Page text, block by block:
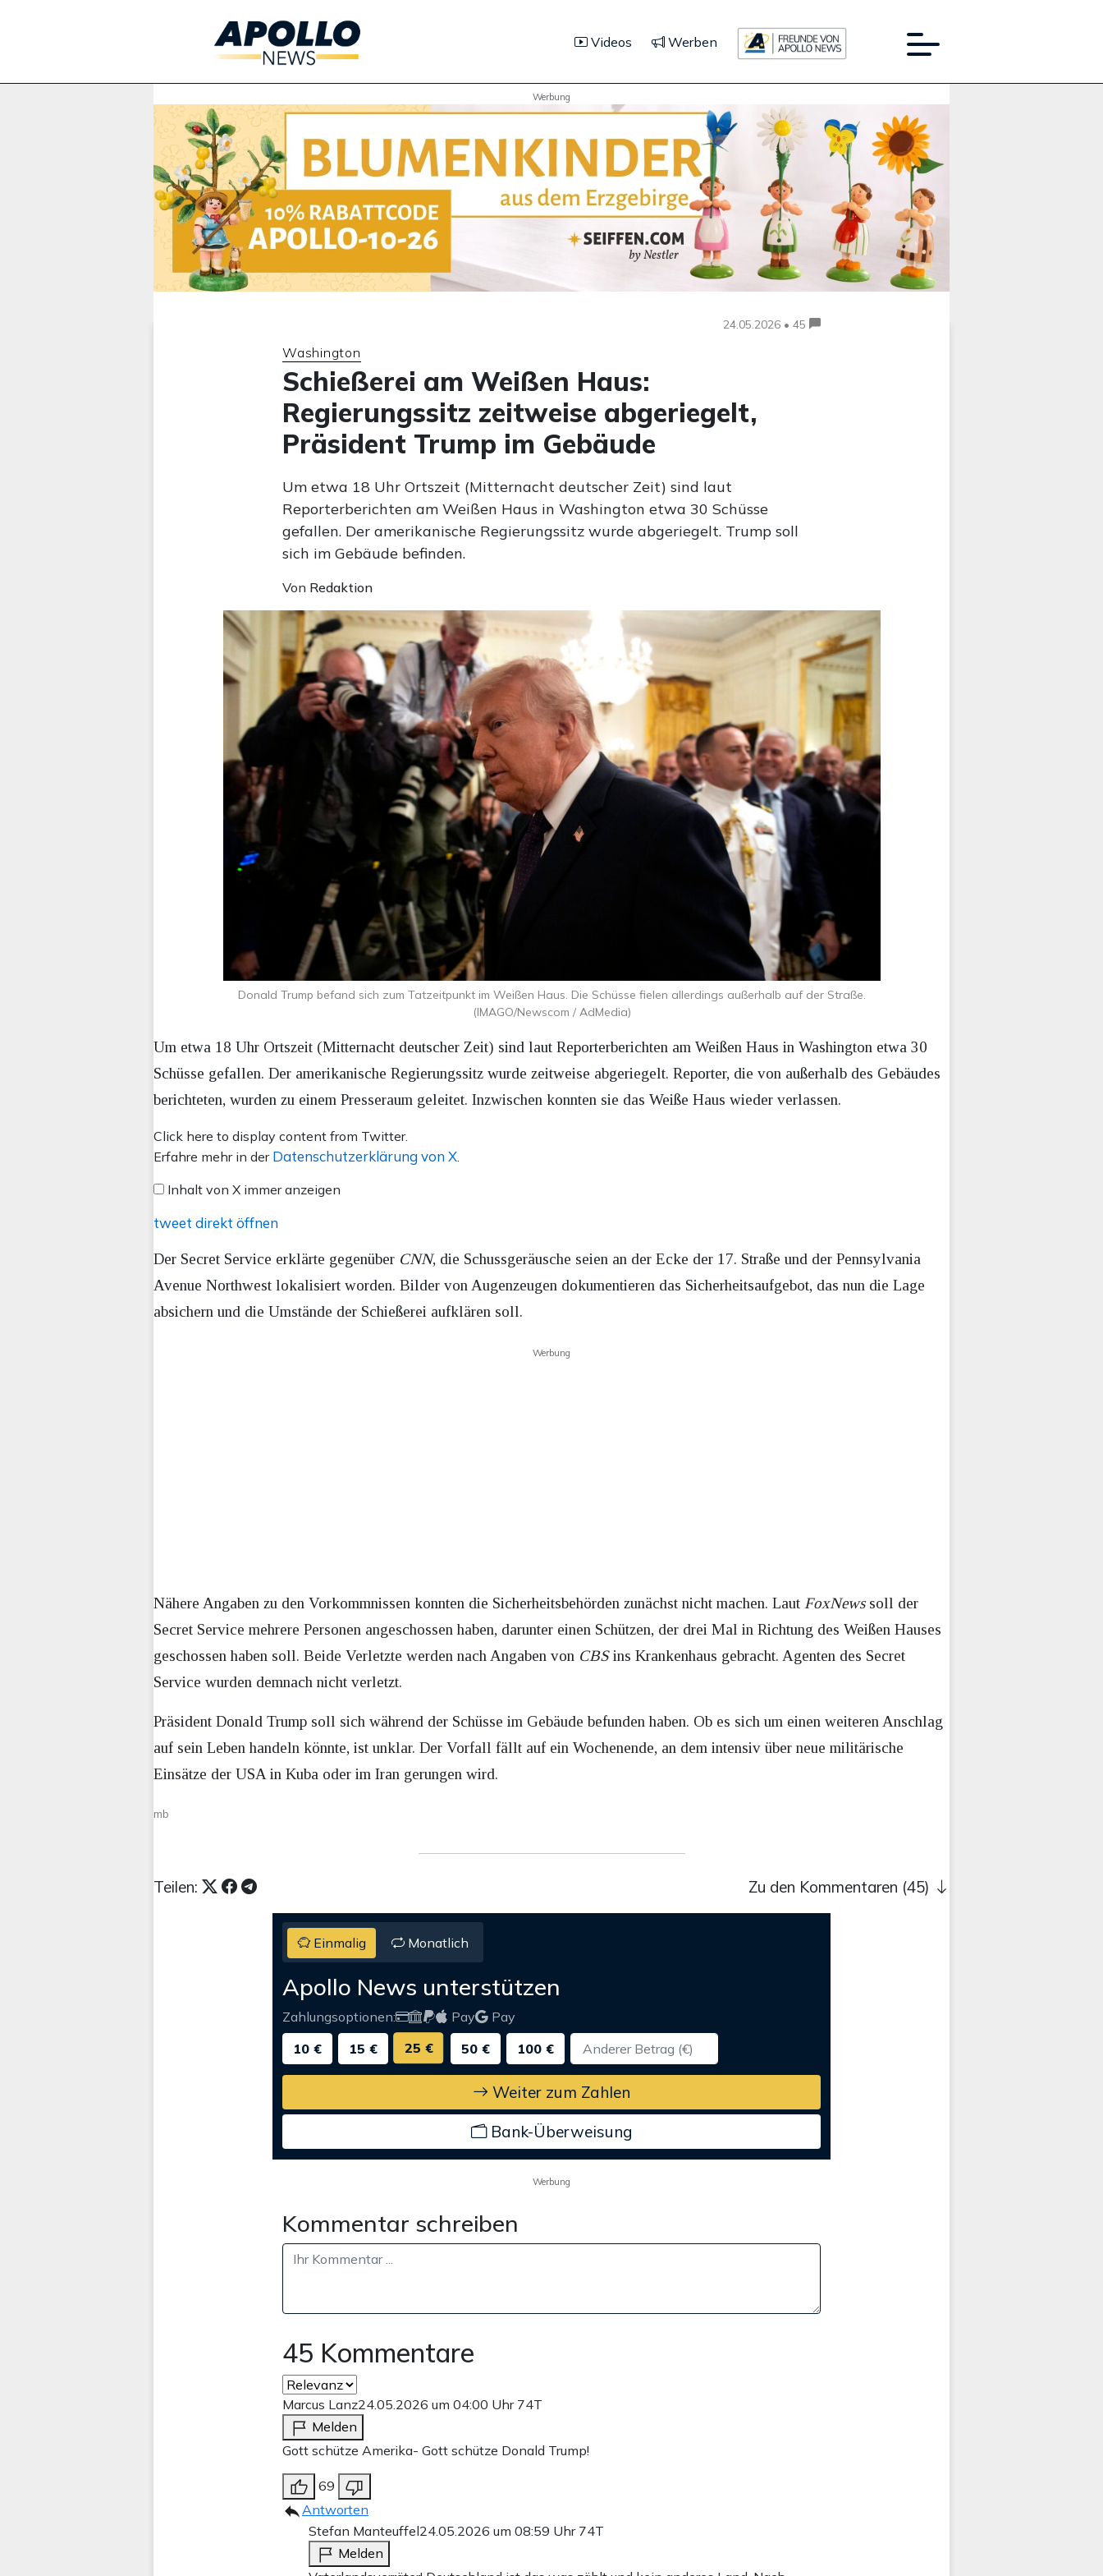
Videos Werben
Werbung
24.05.2026 • 45
Washington
Schießerei am Weißen Haus:
Regierungssitz zeitweise abgeriegelt,
Präsident Trump im Gebäude
Um etwa 18 Uhr Ortszeit (Mitternacht deutscher Zeit) sind laut
Reporterberichten am Weißen Haus in Washington etwa 30 Schüsse
gefallen. Der amerikanische Regierungssitz wurde abgeriegelt. Trump soll
sich im Gebäude befinden.
Von Redaktion
Donald Trump befand sich zum Tatzeitpunkt im Weißen Haus. Die Schüsse fielen allerdings außerhalb auf der Straße.
(IMAGO/Newscom / AdMedia)
Um etwa 18 Uhr Ortszeit (Mitternacht deutscher Zeit) sind laut Reporterberichten am Weißen Haus in Washington etwa 30
Schüsse gefallen. Der amerikanische Regierungssitz wurde zeitweise abgeriegelt. Reporter, die von außerhalb des Gebäudes
berichteten, wurden zu einem Presseraum geleitet. Inzwischen konnten sie das Weiße Haus wieder verlassen.
Inhalt
von
anzeigen
Click here to display content from Twitter.
Erfahre mehr in der Datenschutzerklärung von X
Inhalt von X immer anzeigen
tweet direkt öffnen
Der Secret Service erklärte gegenüber CNN, die Schussgeräusche seien an der Ecke der 17. Straße und der Pennsylvania
Avenue Northwest lokalisiert worden. Bilder von Augenzeugen dokumentieren das Sicherheitsaufgebot, das nun die Lage
absichern und die Umstände der Schießerei aufklären soll.
Werbung
Nähere Angaben zu den Vorkommnissen konnten die Sicherheitsbehörden zunächst nicht machen. Laut FoxNewssoll der
Secret Service mehrere Personen angeschossen haben, darunter einen Schützen, der drei Mal in Richtung des Weißen Hauses
geschossen haben soll. Beide Verletzte werden nach Angaben von CBSins Krankenhaus gebracht. Agenten des Secret
Service wurden demnach nicht verletzt.
Präsident Donald Trump soll sich während der Schüsse im Gebäude befunden haben. Ob es sich um einen weiteren Anschlag
auf sein Leben handeln könnte, ist unklar. Der Vorfall fällt auf ein Wochenende, an dem intensiv über neue militärische
Einsätze der USA in Kuba oder im Iran gerungen wird.
mb
Teilen: Zu den Kommentaren (45)
Einmalig Monatlich
Apollo News unterstützen
Zahlungsoptionen: Pay
Pay
10 €
15 € 25 € 50 € 100 €
Weiter zum Zahlen
Bank-Überweisung
Werbung
Kommentar schreiben
45 Kommentare
Marcus Lanz24.05.2026 um 04:00 Uhr 74T
Melden
Gott schütze Amerika- Gott schütze Donald Trump!
69
Antworten
Stefan Manteuffel24.05.2026 um 08:59 Uhr 74T
Melden